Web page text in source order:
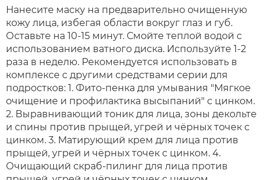
Нанесите маску на предварительно очищенную
кожу лица, избегая области вокруг глаз и губ.
Оставьте на 10-15 минут. Смойте теплой водой с
использованием ватного диска. Используйте 1-2
раза в неделю. Рекомендуется использовать в
комплексе с другими средствами серии для
подростков: 1. Фито-пенка для умывания "Мягкое
очищение и профилактика высыпаний" с цинком.
2. Выравнивающий тоник для лица, зоны декольте
и спины против прыщей, угрей и чёрных точек с
цинком. 3. Матирующий крем для лица против
прыщей, угрей и чёрных точек с цинком. 4.
Очищающий скраб-пилинг для лица против